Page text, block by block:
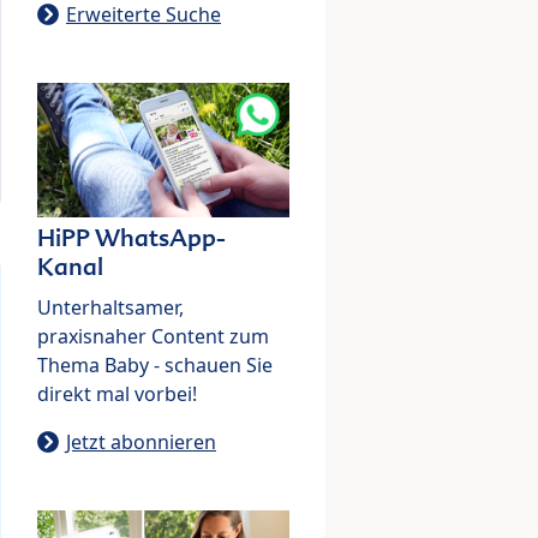
Erweiterte Suche
HiPP WhatsApp-
Kanal
Unterhaltsamer,
praxisnaher Content zum
Thema Baby - schauen Sie
direkt mal vorbei!
Jetzt abonnieren